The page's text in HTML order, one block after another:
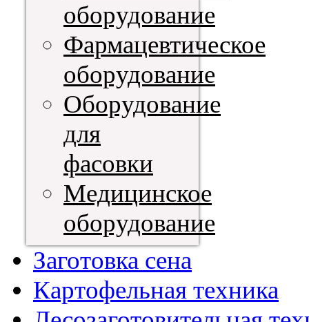
оборудование
Фармацевтическое
оборудование
Оборудование
для
фасовки
Медицинское
оборудование
Заготовка сена
Картофельная техника